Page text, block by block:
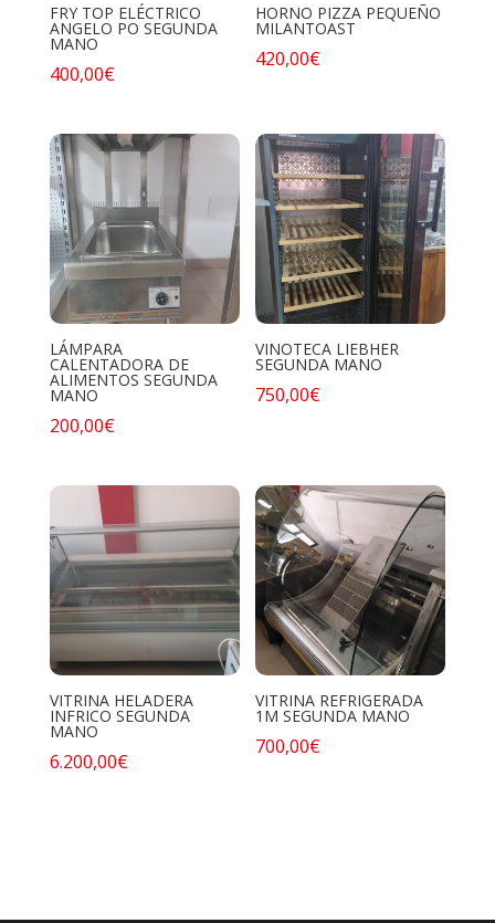
FRY TOP ELÉCTRICO
ANGELO PO SEGUNDA
MANO
400,00€
HORNO PIZZA PEQUEÑO
MILANTOAST
420,00€
LÁMPARA
CALENTADORA DE
ALIMENTOS SEGUNDA
MANO
200,00€
VINOTECA LIEBHER
SEGUNDA MANO
750,00€
VITRINA HELADERA
INFRICO SEGUNDA
MANO
6.200,00€
VITRINA REFRIGERADA
1M SEGUNDA MANO
700,00€